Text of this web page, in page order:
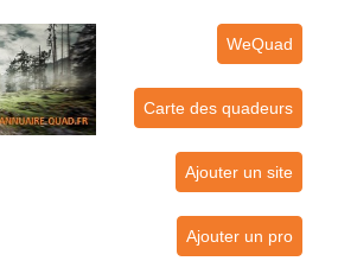
WeQuad
Carte des quadeurs
Ajouter un site
Ajouter un pro